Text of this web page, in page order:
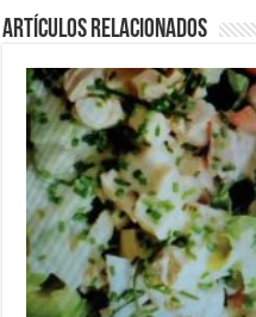
Artículos Relacionados